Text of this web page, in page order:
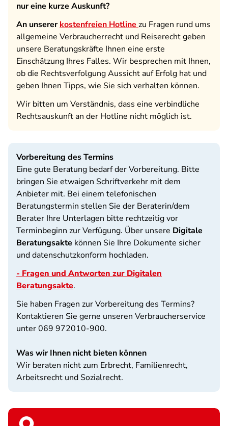
nur eine kurze Auskunft?
An unsererkostenfreien Hotline zu Fragen rund ums
allgemeine Verbraucherrecht und Reiserecht geben
unsere Beratungskräfte Ihnen eine erste
Einschätzung Ihres Falles. Wir besprechen mit Ihnen,
ob die Rechtsverfolgung Aussicht auf Erfolg hat und
geben Ihnen Tipps, wie Sie sich verhalten können.
Wir bitten um Verständnis, dass eine verbindliche
Rechtsauskunft an der Hotline nicht möglich ist.
Vorbereitung des Termins
Eine gute Beratung bedarf der Vorbereitung. Bitte
bringen Sie etwaigen Schriftverkehr mit dem
Anbieter mit. Bei einem telefonischen
Beratungstermin stellen Sie der Beraterin/dem
Berater Ihre Unterlagen bitte rechtzeitig vor
Terminbeginn zur Verfügung. Über unsere Digitale
Beratungsakte können Sie Ihre Dokumente sicher
und datenschutzkonform hochladen.
- Fragen und Antworten zur Digitalen
Beratungsakte.
Sie haben Fragen zur Vorbereitung des Termins?
Kontaktieren Sie gerne unseren Verbraucherservice
unter 069 972010-900.
Was wir Ihnen nicht bieten können
Wir beraten nicht zum Erbrecht, Familienrecht,
Arbeitsrecht und Sozialrecht.